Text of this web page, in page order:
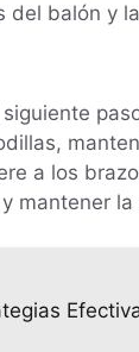
del balón y
a los
mantener